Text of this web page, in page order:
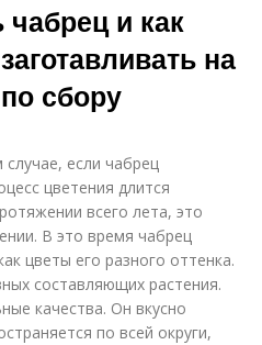
чабрец и как
на
сбору
если чабрец
цветения длится
всего лета, это
В это время чабрец
цветы его разного оттенка.
составляющих растения.
качества. Он вкусно
по всей округи,